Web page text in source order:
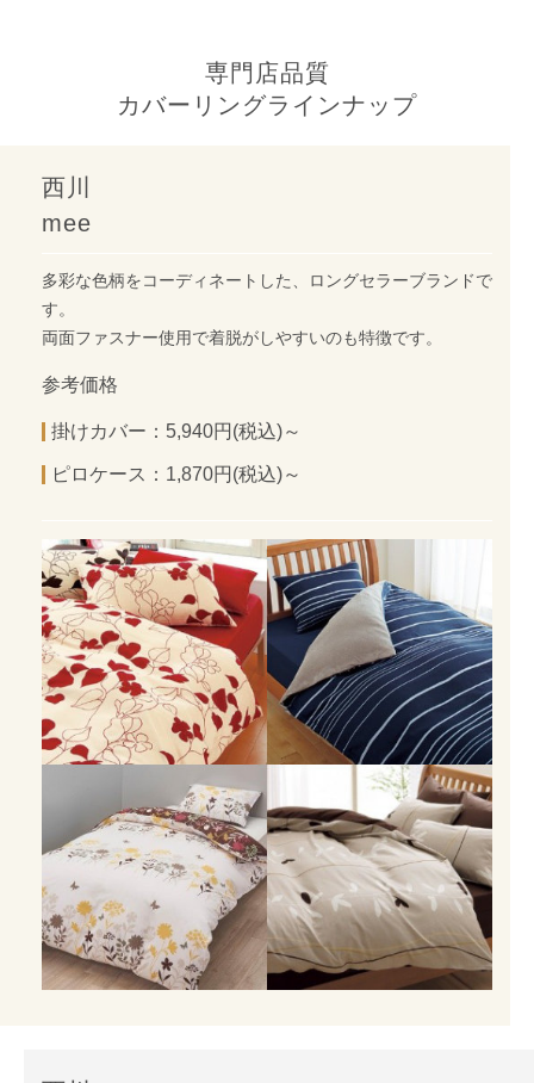
専門店品質
カバーリングラインナップ
西川
mee
多彩な色柄をコーディネートした、ロングセラーブランドで
す。
両面ファスナー使用で着脱がしやすいのも特徴です。
参考価格
掛けカバー：5,940円(税込)～
ピロケース：1,870円(税込)～